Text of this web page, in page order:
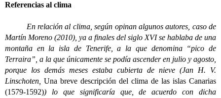
Referencias al clima
En relación al clima, según opinan algunos autores, caso de
Martín Moreno (2010), ya a finales del siglo XVI se hablaba de una
montaña en la isla de Tenerife, a la que denomina “pico de
Terraira”, a la que únicamente se podía ascender en julio y agosto,
porque los demás meses estaba cubierta de nieve (Jan H. V.
Linschoten, Una breve descripción del clima de las islas Canarias
(1579-1592)) lo que significaría que, de acuerdo con dicha